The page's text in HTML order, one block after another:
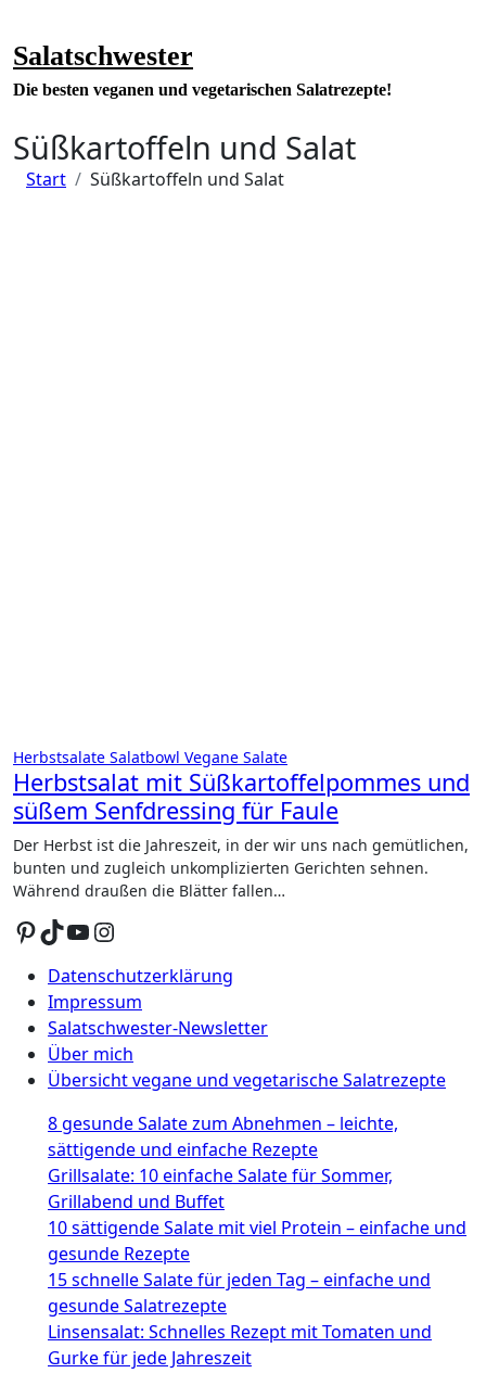
springen
Salatschwester
Die besten veganen und vegetarischen Salatrezepte!
Süßkartoffeln und Salat
Start Süßkartoffeln und Salat
Herbstsalate Salatbowl Vegane Salate
Herbstsalat mit Süßkartoffelpommes und
süßem Senfdressing für Faule
Der Herbst ist die Jahreszeit, in der wir uns nach gemütlichen,
bunten und zugleich unkomplizierten Gerichten sehnen.
Während draußen die Blätter fallen…
Pinterest
TikTok
YouTube
Instagram
Datenschutzerklärung
Impressum
Salatschwester-Newsletter
Über mich
Übersicht vegane und vegetarische Salatrezepte
8 gesunde Salate zum Abnehmen – leichte,
sättigende und einfache Rezepte
Grillsalate: 10 einfache Salate für Sommer,
Grillabend und Buffet
10 sättigende Salate mit viel Protein – einfache und
gesunde Rezepte
15 schnelle Salate für jeden Tag – einfache und
gesunde Salatrezepte
Linsensalat: Schnelles Rezept mit Tomaten und
Gurke für jede Jahreszeit